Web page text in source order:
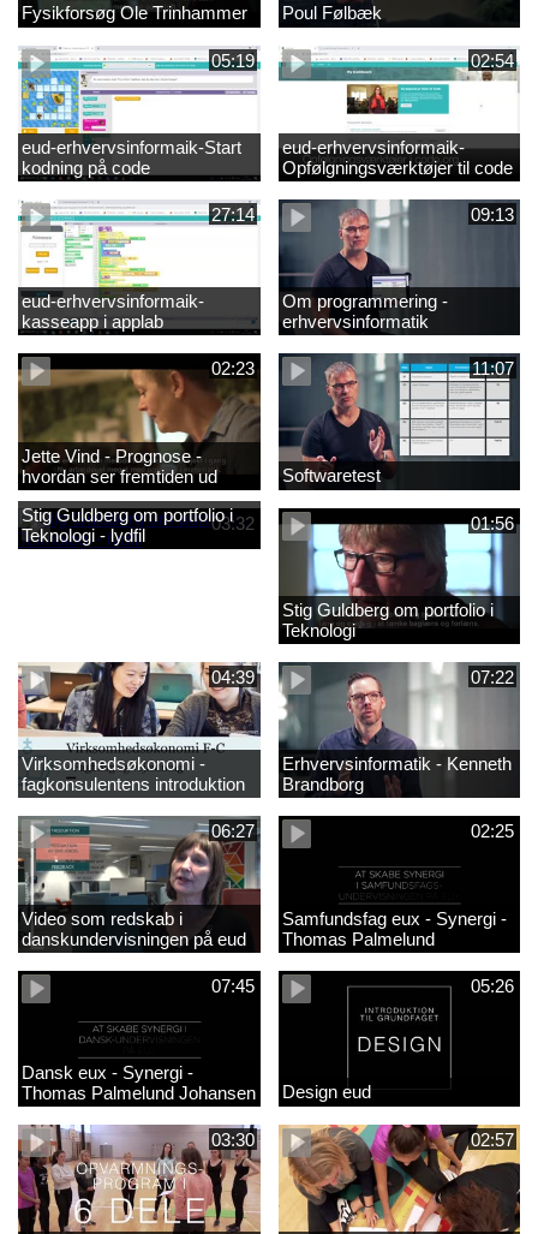
Fysikforsøg Ole Trinhammer Poul Følbæk
05:19
eud-erhvervsinformaik-Start
kodning på code
02:54
eud-erhvervsinformaik-
Opfølgningsværktøjer til code
27:14
eud-erhvervsinformaik-
kasseapp i applab
09:13
Om programmering -
erhvervsinformatik
02:23
Jette Vind - Prognose -
hvordan ser fremtiden ud
11:07
Softwaretest
03:32
Stig Guldberg om portfolio i
Teknologi - lydfil
01:56
Stig Guldberg om portfolio i
Teknologi
04:39
Virksomhedsøkonomi -
fagkonsulentens introduktion
til faget 2
07:22
Erhvervsinformatik - Kenneth
Brandborg
06:27
Video som redskab i
danskundervisningen på eud
02:25
Samfundsfag eux - Synergi -
Thomas Palmelund
07:45
Dansk eux - Synergi -
Thomas Palmelund Johansen
05:26
Design eud
03:30 02:57